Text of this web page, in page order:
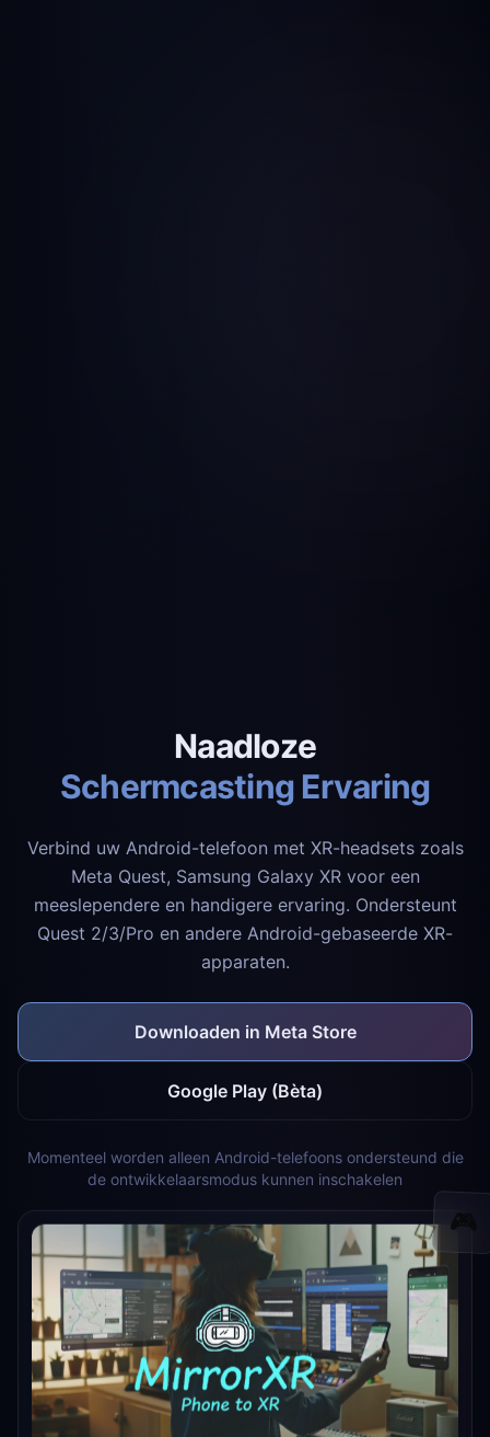
Naadloze
Schermcasting Ervaring
Verbind uw Android-telefoon met XR-headsets zoals
Meta Quest, Samsung Galaxy XR voor een
meeslependere en handigere ervaring. Ondersteunt
Quest 2/3/Pro en andere Android-gebaseerde XR-
apparaten.
Downloaden in Meta Store
Google Play (Bèta)
Momenteel worden alleen Android-telefoons ondersteund die
de ontwikkelaarsmodus kunnen inschakelen